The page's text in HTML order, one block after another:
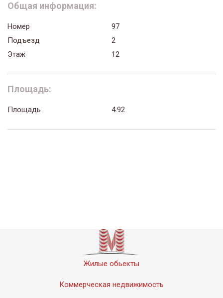
Общая информация:
Номер
97
Подъезд
2
Этаж
12
Площадь:
Площадь 4.92
Жилые обьекты
Коммерческая недвижимость